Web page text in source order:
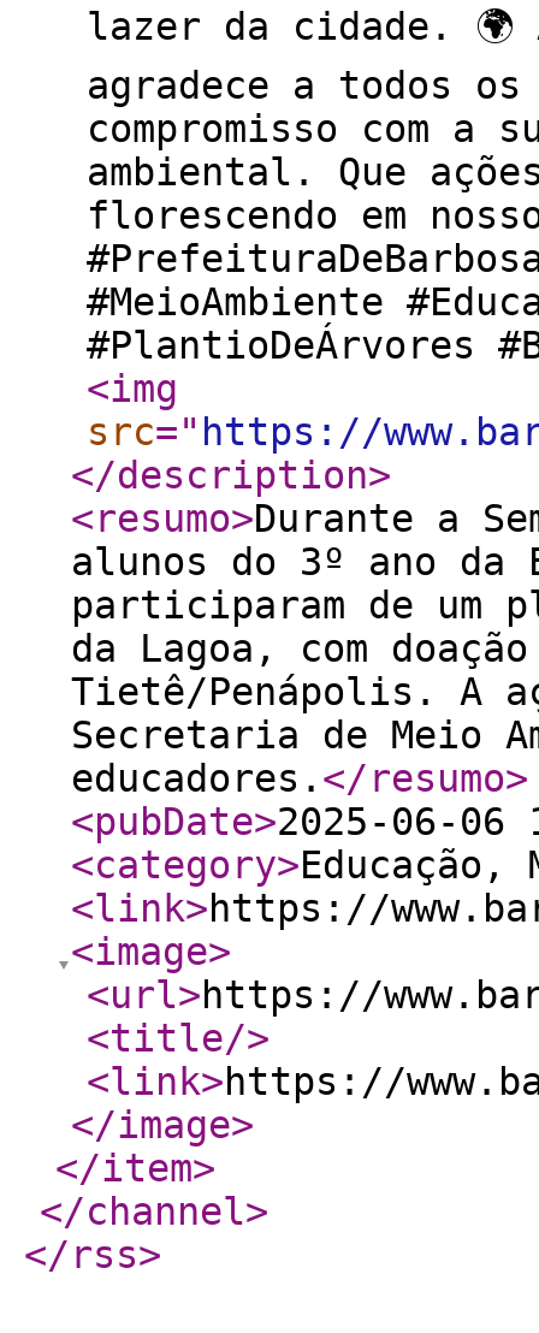
lazer da cidade. 🌍
agradece a todos
compromisso com a
ambiental. Que
florescendo em
#PrefeituraDeBarbosa
#MeioAmbiente
#PlantioDeÁrvores
<img
src=" https://
</description>
<resumo>Durante a
alunos do 3º ano da
participaram de um
da Lagoa, com
Tietê/Penápolis. A
Secretaria de Meio
educadores. </resumo>
<pubDate>2025-06-06
<category>Educação,
<link>https://
<image>
<url>https://
<title/>
<link>https://
</image>
</item>
</channel>
</rss>